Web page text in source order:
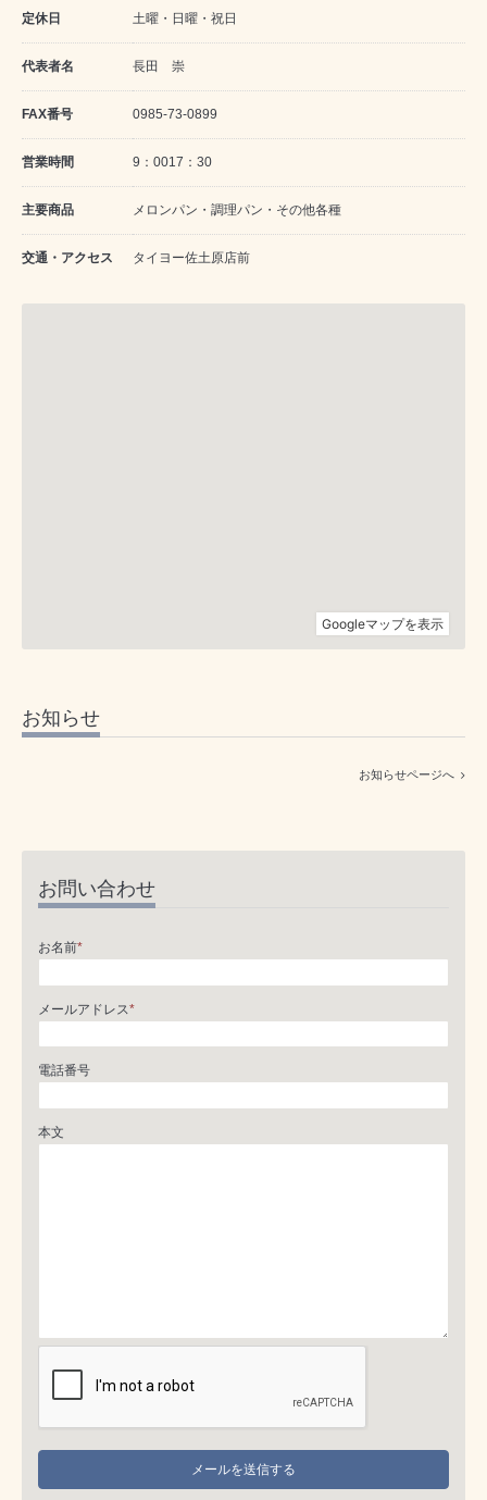
定休日 土曜・日曜・祝日
代表者名 長田 崇
FAX番号 0985-73-0899
営業時間 9：0017：30
主要商品 メロンパン・調理パン・その他各種
交通・アクセス タイヨー佐土原店前
お知らせ
お知らせページへ
お問い合わせ
お名前*
メールアドレス*
電話番号
本文